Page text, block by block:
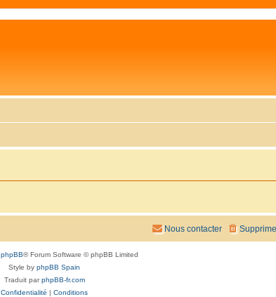
Nous contacter
phpBB® Forum Software © phpBB Limited
Style by phpBB Spain
Traduit parphpBB-fr.com
Confidentialité | Conditions